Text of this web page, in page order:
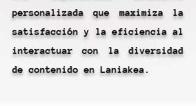
personalizada que maximiza la
satisfacción y la eficiencia al
interactuar con la diversidad
de contenido en Laniakea.